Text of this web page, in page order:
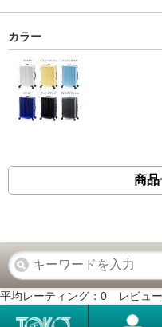
カラー
商品
平均レーティング： 0 レビュー